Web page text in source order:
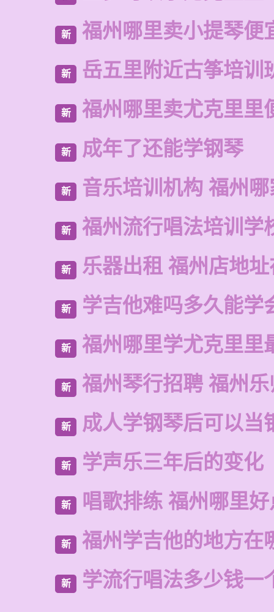
新 福州哪里卖小提琴便
新 岳五里附近古筝培训
新 福州哪里卖尤克里里
新 成年了还能学钢琴
新 音乐培训机构 福州
新 福州流行唱法培训学
新 乐器出租 福州店地
新 学吉他难吗多久能学
新 福州哪里学尤克里里
新 福州琴行招聘 福州乐
新 成人学钢琴后可以当
新 学声乐三年后的变化
新 唱歌排练 福州哪里好
新 福州学吉他的地方在
新 学流行唱法多少钱一